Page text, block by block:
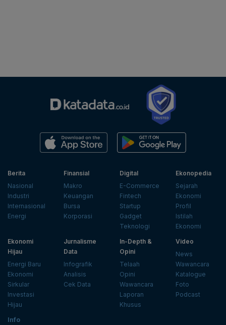
Berita
Nasional
Industri
Internasional
Energi
Finansial
Makro
Keuangan
Bursa
Korporasi
Digital
E-Commerce
Fintech
Startup
Gadget
Teknologi
Ekonopedia
Sejarah
Ekonomi
Profil
Istilah
Ekonomi
Ekonomi
Hijau
Energi Baru
Ekonomi
Sirkular
Investasi
Hijau
Jurnalisme
Data
Infografik
Analisis
Cek Data
In-Depth &
Opini
Telaah
Opini
Wawancara
Laporan
Khusus
Video
News
Wawancara
Katalogue
Foto
Podcast
Info